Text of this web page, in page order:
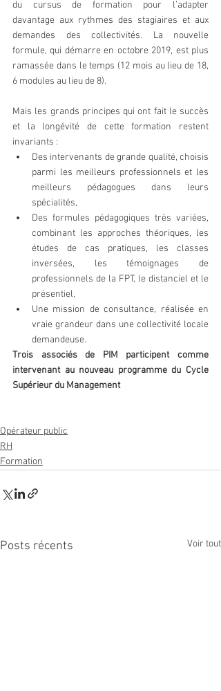
du cursus de formation pour l’adapter
davantage aux rythmes des stagiaires et aux
demandes des collectivités. La nouvelle
formule, qui démarre en octobre 2019, est plus
ramassée dans le temps (12 mois au lieu de 18,
6 modules au lieu de 8).
Mais les grands principes qui ont fait le succès
et la longévité de cette formation restent
invariants :
Des intervenants de grande qualité, choisis
parmi les meilleurs professionnels et les
meilleurs pédagogues dans leurs
spécialités,
Des formules pédagogiques très variées,
combinant les approches théoriques, les
études de cas pratiques, les classes
inversées, les témoignages de
professionnels de la FPT, le distanciel et le
présentiel,
Une mission de consultance, réalisée en
vraie grandeur dans une collectivité locale
demandeuse.
Trois associés de PIM participent comme
intervenant au nouveau programme du Cycle
Supérieur du Management
Opérateur public
RH
Formation
Posts récents Voir tout